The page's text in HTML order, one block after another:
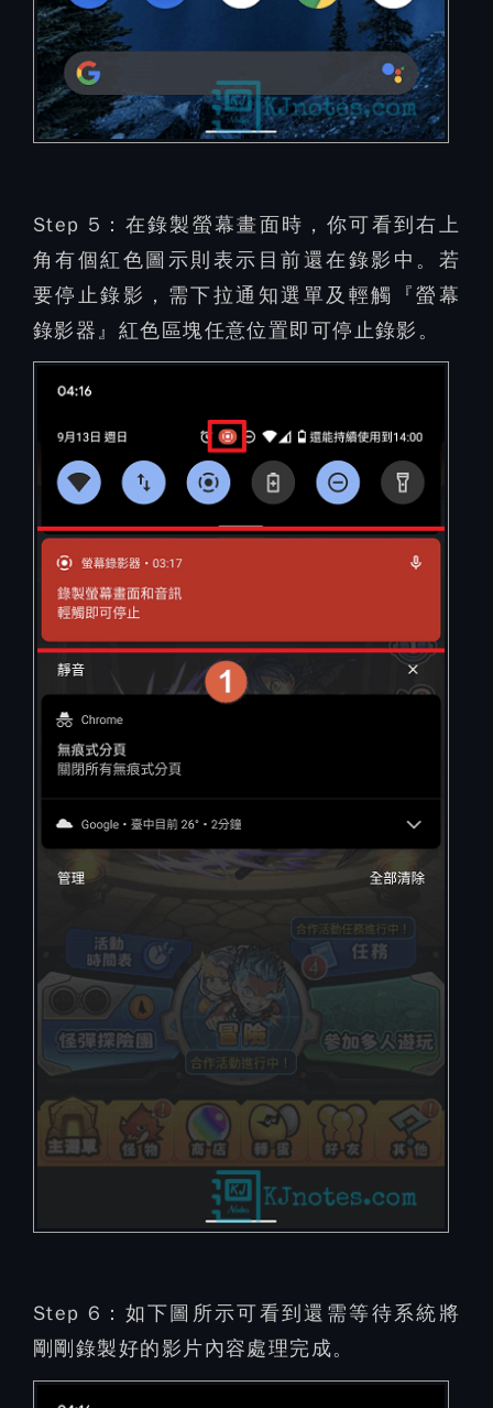
Step 5： 在錄製螢幕畫面時，你可看到右上
角有個紅色圖示則表示目前還在錄影中。若
要停止錄影，需下拉通知選單及輕觸『螢幕
錄影器』紅色區塊任意位置即可停止錄影。
Step 6： 如下圖所示可看到還需等待系統將
剛剛錄製好的影片內容處理完成。